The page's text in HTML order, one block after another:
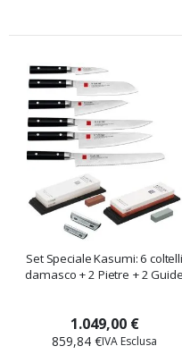
Set Speciale Kasumi: 6 coltelli
damasco + 2 Pietre + 2 Guide
1.049,00 €
859,84 €